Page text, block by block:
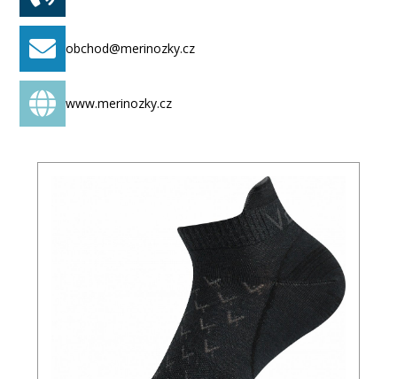
Produkty a služby
hlavních kategorií:
1. Ponožky
muže, ženy i děti. Můžete zvolit lehké, střední nebo
silnější varianty, závisle na sezóně a aktivitě. Ponožky
z merino vlny udržují nohy v suchu, eliminují zápach a
poskytují komfort i při celodenním nošení.
zkusmerino.cz +2
Trička, tílka, svetry – kousky, které nosíte blízko těla.
Materiál zajišťuje optimální mikroklima, odvádí
vlhkost a je jemný k pokožce.
obchod@merinozky.cz
www.merinozky.cz